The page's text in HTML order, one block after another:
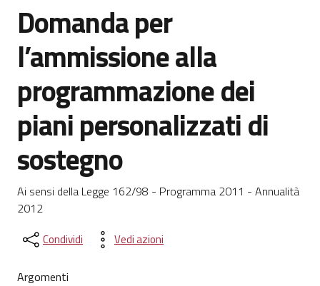
Domanda per
l’ammissione alla
programmazione dei
piani personalizzati di
sostegno
Dettagli del documento
Ai sensi della Legge 162/98 - Programma 2011 - Annualità
2012
Condividi Vedi azioni
Argomenti